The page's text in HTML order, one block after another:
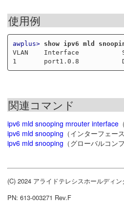
使用例
awplus> show ipv6 mld
VLAN    Interface
関連コマンド
ipv6 mld snooping mrouter interface
ipv6 mld snooping （インターフェー
ipv6 mld snooping （グローバルコン
(C) 2024 アライドテレシスホールディ
PN: 613-003271 Rev.F